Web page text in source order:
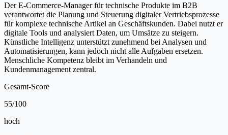
Der E-Commerce-Manager für technische Produkte im B2B
verantwortet die Planung und Steuerung digitaler Vertriebsprozesse
für komplexe technische Artikel an Geschäftskunden. Dabei nutzt er
digitale Tools und analysiert Daten, um Umsätze zu steigern.
Künstliche Intelligenz unterstützt zunehmend bei Analysen und
Automatisierungen, kann jedoch nicht alle Aufgaben ersetzen.
Menschliche Kompetenz bleibt im Verhandeln und
Kundenmanagement zentral.
Gesamt-Score
55/100
hoch